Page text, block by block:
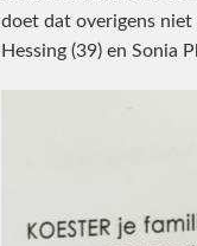
doet dat overigens
Hessing (39) en Sonia